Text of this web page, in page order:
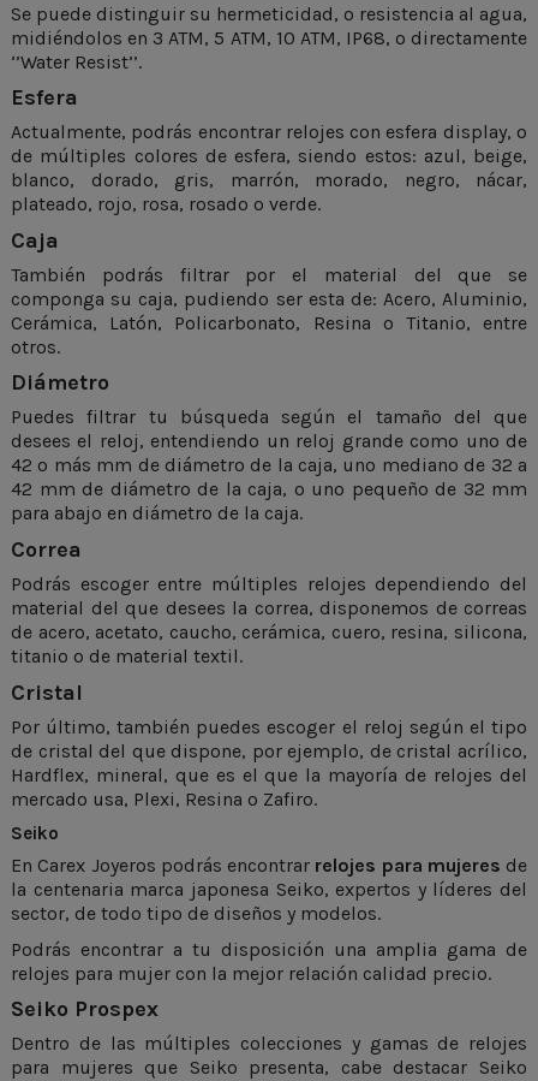
Se puede distinguir su hermeticidad, o resistencia al agua,
midiéndolos en 3 ATM, 5 ATM, 10 ATM, IP68, o directamente
‘’Water Resist’’.
Esfera
Actualmente, podrás encontrar relojes con esfera display, o
de múltiples colores de esfera, siendo estos: azul, beige,
blanco, dorado, gris, marrón, morado, negro, nácar,
plateado, rojo, rosa, rosado o verde.
Caja
También podrás filtrar por el material del que se
componga su caja, pudiendo ser esta de: Acero, Aluminio,
Cerámica, Latón, Policarbonato, Resina o Titanio, entre
otros.
Diámetro
Puedes filtrar tu búsqueda según el tamaño del que
desees el reloj, entendiendo un reloj grande como uno de
42 o más mm de diámetro de la caja, uno mediano de 32 a
42 mm de diámetro de la caja, o uno pequeño de 32 mm
para abajo en diámetro de la caja.
Correa
Podrás escoger entre múltiples relojes dependiendo del
material del que desees la correa, disponemos de correas
de acero, acetato, caucho, cerámica, cuero, resina, silicona,
titanio o de material textil.
Cristal
Por último, también puedes escoger el reloj según el tipo
de cristal del que dispone, por ejemplo, de cristal acrílico,
Hardflex, mineral, que es el que la mayoría de relojes del
mercado usa, Plexi, Resina o Zafiro.
Seiko
En Carex Joyeros podrás encontrar relojes para mujeres de
la centenaria marca japonesa Seiko, expertos y líderes del
sector, de todo tipo de diseños y modelos.
Podrás encontrar a tu disposición una amplia gama de
relojes para mujer con la mejor relación calidad precio.
Seiko Prospex
Dentro de las múltiples colecciones y gamas de relojes
para mujeres que Seiko presenta, cabe destacar Seiko